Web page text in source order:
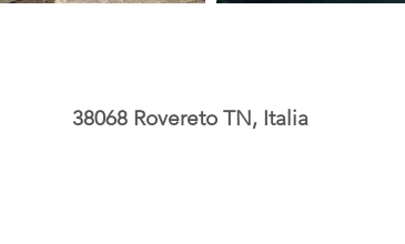
38068 Rovereto TN, Italia